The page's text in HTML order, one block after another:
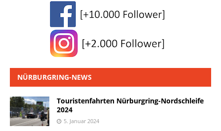
NÜRBURGRING-NEWS
Touristenfahrten Nürburgring-Nordschleife
2024
5. Januar 2024